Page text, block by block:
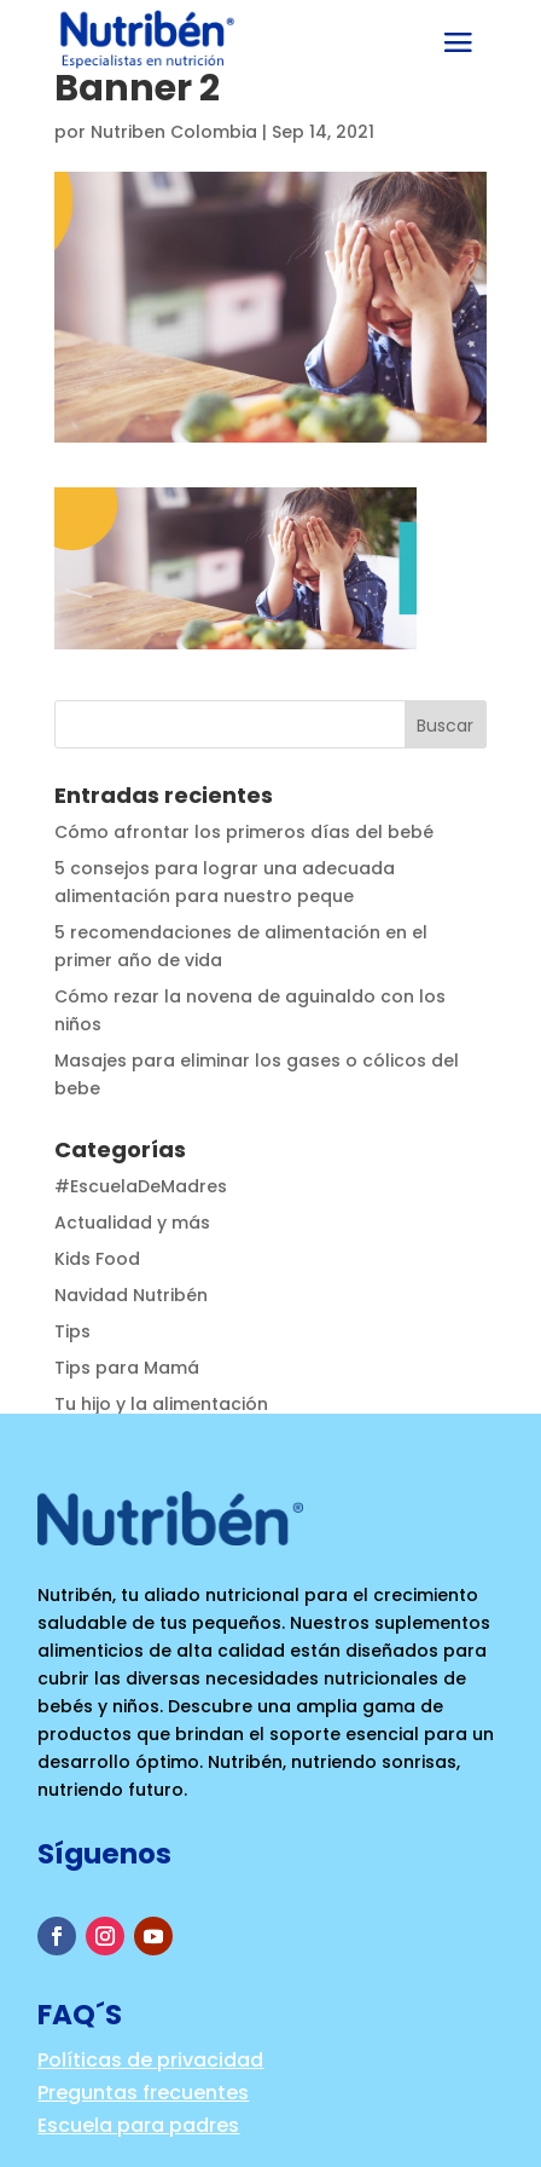
Banner 2
por Nutriben Colombia | Sep 14, 2021
Entradas recientes
Cómo afrontar los primeros días del bebé
5 consejos para lograr una adecuada
alimentación para nuestro peque
5 recomendaciones de alimentación en el
primer año de vida
Cómo rezar la novena de aguinaldo con los
niños
Masajes para eliminar los gases o cólicos del
bebe
Categorías
#EscuelaDeMadres
Actualidad y más
Kids Food
Navidad Nutribén
Tips
Tips para Mamá
Tu hijo y la alimentación
Nutribén, tu aliado nutricional para el crecimiento
saludable de tus pequeños. Nuestros suplementos
alimenticios de alta calidad están diseñados para
cubrir las diversas necesidades nutricionales de
bebés y niños. Descubre una amplia gama de
productos que brindan el soporte esencial para un
desarrollo óptimo. Nutribén, nutriendo sonrisas,
nutriendo futuro.
Síguenos
FAQ´S
Políticas de privacidad
Preguntas frecuentes
Escuela para padres